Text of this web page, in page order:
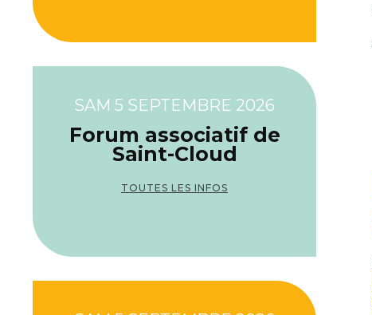
SAM 5 SEPTEMBRE 2026
Forum associatif de
Saint-Cloud
TOUTES LES INFOS